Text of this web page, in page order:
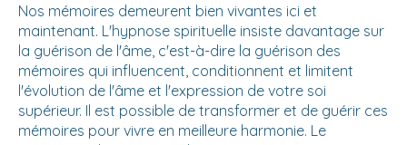
Nos mémoires demeurent bien vivantes ici et
maintenant. L'hypnose spirituelle insiste davantage sur
la guérison de l'âme, c'est-à-dire la guérison des
mémoires qui influencent, conditionnent et limitent
l'évolution de l'âme et l'expression de votre soi
supérieur. Il est possible de transformer et de guérir ces
mémoires pour vivre en meilleure harmonie. Le